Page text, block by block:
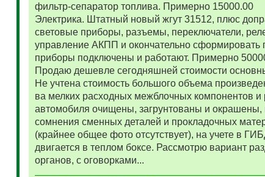
фильтр-сепаратор топлива. Примерно 15000.00
Электрика. Штатный новый жгут 31512, плюс
световые приборы, разъемы, переключатели,
управление АКПП и окончательно сформировать
приборы подключены и работают. Примерно
Продаю дешевле сегодняшней стоимости
Не учтена стоимость большого объема
ва мелких расходных межблочных компонентов
автомобиля очищены, загрунтованы и
сомнения сменных деталей и прокладочных
(крайнее общее фото отсутствует), на учете в
двигается в теплом боксе. Рассмотрю вариант
органов, с оговорками...